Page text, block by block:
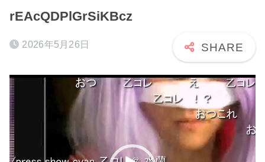
rEAcQDPlGrSiKBcz
2026年5月26日
動
画
プ
レ
ー